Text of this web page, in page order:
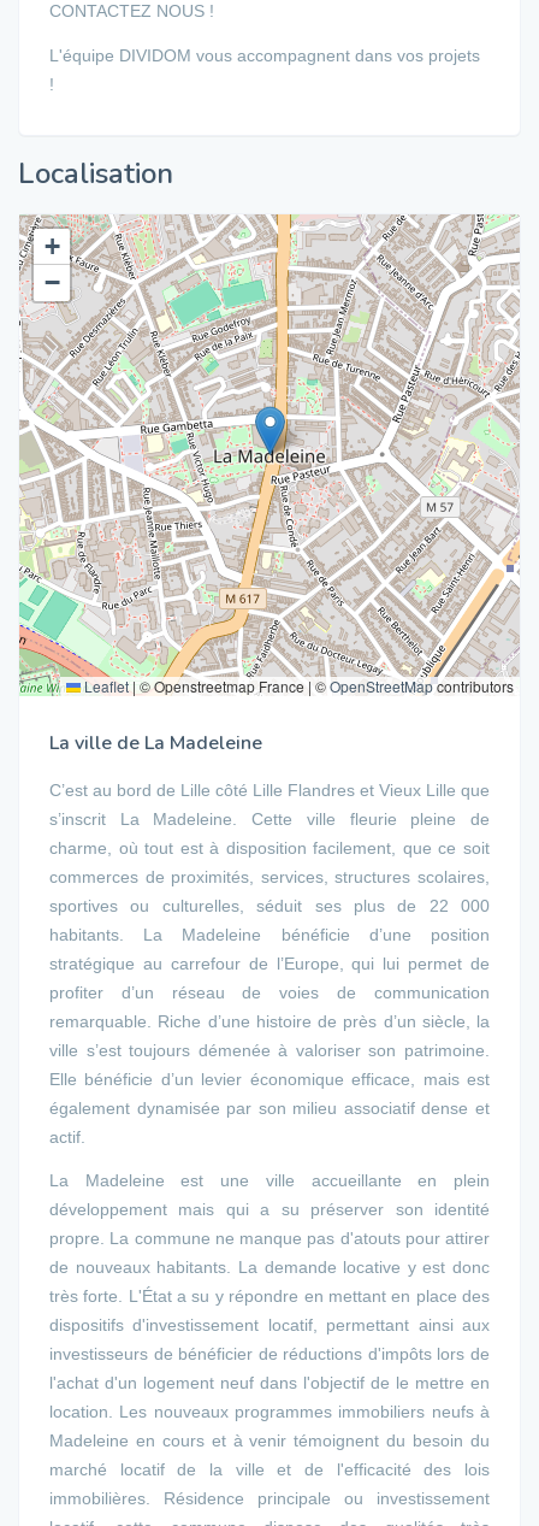
CONTACTEZ NOUS !
L'équipe DIVIDOM vous accompagnent dans vos projets
!
Localisation
+
−
Leaflet | © Openstreetmap France | ©OpenStreetMapcontributors
La ville de La Madeleine
C’est au bord de Lille côté Lille Flandres et Vieux Lille que
s’inscrit La Madeleine. Cette ville fleurie pleine de
charme, où tout est à disposition facilement, que ce soit
commerces de proximités, services, structures scolaires,
sportives ou culturelles, séduit ses plus de 22 000
habitants. La Madeleine bénéficie d’une position
stratégique au carrefour de l’Europe, qui lui permet de
profiter d’un réseau de voies de communication
remarquable. Riche d’une histoire de près d’un siècle, la
ville s’est toujours démenée à valoriser son patrimoine.
Elle bénéficie d’un levier économique efficace, mais est
également dynamisée par son milieu associatif dense et
actif.
La Madeleine est une ville accueillante en plein
développement mais qui a su préserver son identité
propre. La commune ne manque pas d'atouts pour attirer
de nouveaux habitants. La demande locative y est donc
très forte. L'État a su y répondre en mettant en place des
dispositifs d'investissement locatif, permettant ainsi aux
investisseurs de bénéficier de réductions d'impôts lors de
l'achat d'un logement neuf dans l'objectif de le mettre en
location. Les nouveaux programmes immobiliers neufs à
Madeleine en cours et à venir témoignent du besoin du
marché locatif de la ville et de l'efficacité des lois
immobilières. Résidence principale ou investissement